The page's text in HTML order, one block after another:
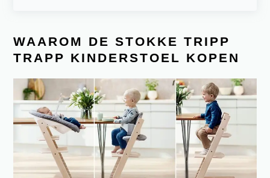
WAAROM DE STOKKE TRIPP
TRAPP KINDERSTOEL KOPEN